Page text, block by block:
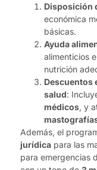
Disposición
económica
básicas.
Ayuda
alimenticios
nutrición
Descuentos
salud:
médicos, y
Además, el
jurídica para las
para emergencias